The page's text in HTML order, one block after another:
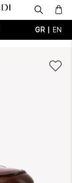
GR | EN